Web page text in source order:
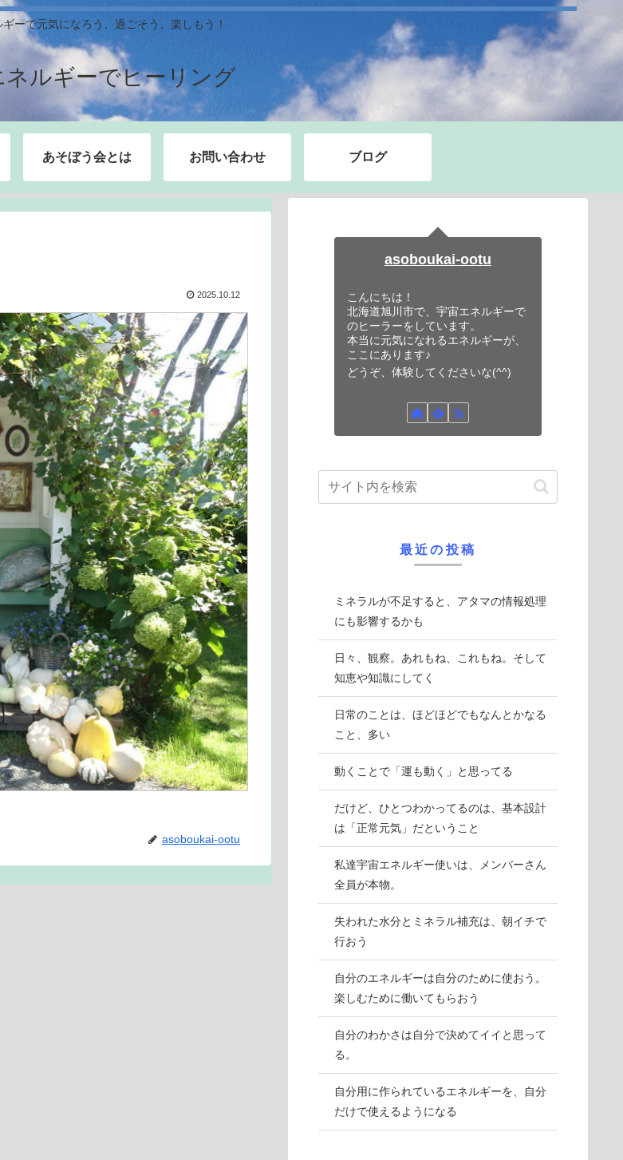
ーで元気になろう、過ごそう、楽しもう！
ネルギーでヒーリング
あそぼう会とは お問い合わせ ブログ
2025.10.12
asoboukai-ootu
asoboukai-ootu
こんにちは！
北海道旭川市で、宇宙エネルギーで
のヒーラーをしています。
本当に元気になれるエネルギーが、
ここにあります♪
どうぞ、体験してくださいな(^^)
最近の投稿
ミネラルが不足すると、アタマの情報処理
にも影響するかも
日々、観察。あれもね、これもね。そして
知恵や知識にしてく
日常のことは、ほどほどでもなんとかなる
こと、多い
動くことで「運も動く」と思ってる
だけど、ひとつわかってるのは、基本設計
は「正常元気」だということ
私達宇宙エネルギー使いは、メンバーさん
全員が本物。
失われた水分とミネラル補充は、朝イチで
行おう
自分のエネルギーは自分のために使おう。
楽しむために働いてもらおう
自分のわかさは自分で決めてイイと思って
る。
自分用に作られているエネルギーを、自分
だけで使えるようになる